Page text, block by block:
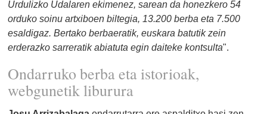
Urdulizko Udalaren ekimenez, sarean da honezkero 54
orduko soinu artxiboen biltegia, 13.200 berba eta 7.500
esaldigaz. Bertako berbaeratik, euskara batutik zein
erderazko sarreratik abiatuta egin daiteke kontsulta".
Ondarruko berba eta istorioak,
webgunetik liburura